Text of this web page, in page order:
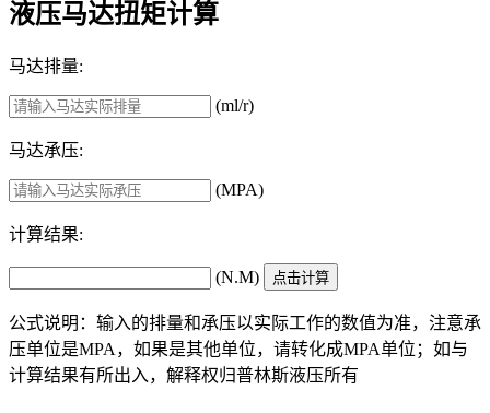
液压马达扭矩计算
马达排量:
(ml/r)
马达承压:
(MPA)
计算结果:
(N.M)
公式说明：输入的排量和承压以实际工作的数值为准，注意承
压单位是MPA，如果是其他单位，请转化成MPA单位；如与
计算结果有所出入，解释权归普林斯液压所有